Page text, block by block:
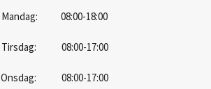
Mandag: 08:00-18:00
Tirsdag: 08:00-17:00
Onsdag: 08:00-17:00